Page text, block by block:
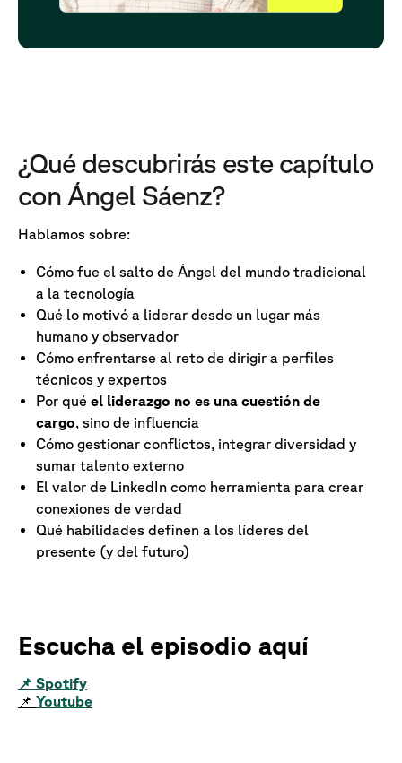
¿Qué descubrirás este capítulo
con Ángel Sáenz?
Hablamos sobre:
Cómo fue el salto de Ángel del mundo tradicional
a la tecnología
Qué lo motivó a liderar desde un lugar más
humano y observador
Cómo enfrentarse al reto de dirigir a perfiles
técnicos y expertos
Por qué el liderazgo no es una cuestión de
cargo, sino de influencia
Cómo gestionar conflictos, integrar diversidad y
sumar talento externo
El valor de LinkedIn como herramienta para crear
conexiones de verdad
Qué habilidades definen a los líderes del
presente (y del futuro)
Escucha el episodio aquí
📌 Spotify
📌 Youtube